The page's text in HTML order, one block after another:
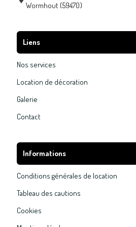
Wormhout (59470)
Liens
Nos services
Location de décoration
Galerie
Contact
Informations
Conditions générales de location
Tableau des cautions
Cookies